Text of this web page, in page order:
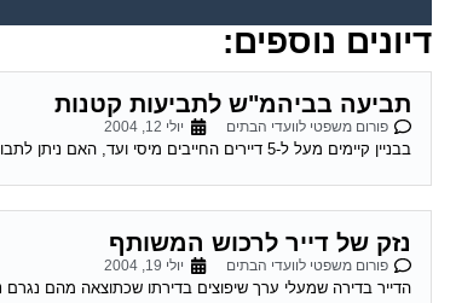
דיונים נוספים:
תביעה בביהמ"ש לתביעות קטנות
פורום משפטי לוועדי הבתים יולי 12, 2004
בבניין קיימים מעל ל-5 דיירים החייבים מיסי ועד, האם ניתן לתבוע את כולם בתביעה אחת או יש לתבוע אינדבידואלי, אם כן כיצד זה ניתן לבצוע...
נזק של דייר לרכוש המשותף
פורום משפטי לוועדי הבתים יולי 19, 2004
הדייר בדירה שמעלי ערך שיפוצים בדירתו שכתוצאה מהם